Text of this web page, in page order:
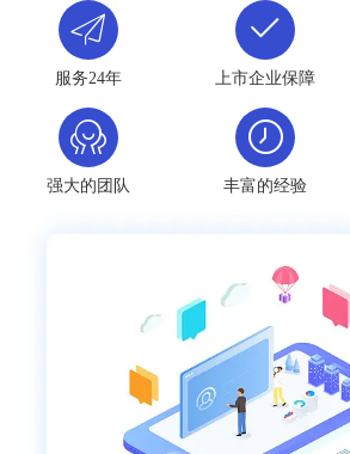
服务24年 上市企业保障
强大的团队 丰富的经验